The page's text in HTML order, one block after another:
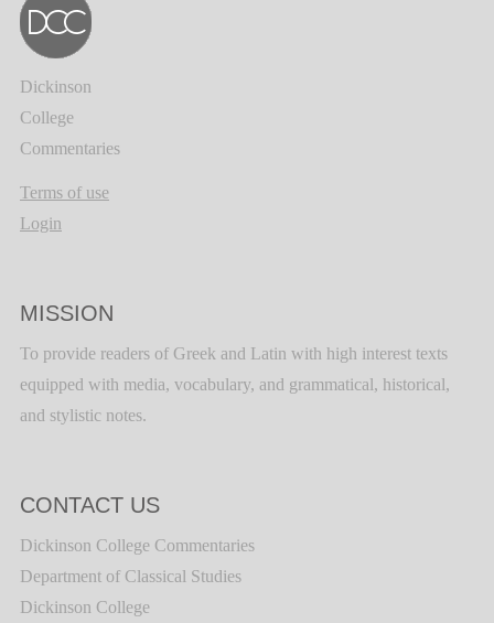
Dickinson
College
Commentaries
Terms of use
Login
MISSION
To provide readers of Greek and Latin with high interest texts
equipped with media, vocabulary, and grammatical, historical,
and stylistic notes.
CONTACT US
Dickinson College Commentaries
Department of Classical Studies
Dickinson College